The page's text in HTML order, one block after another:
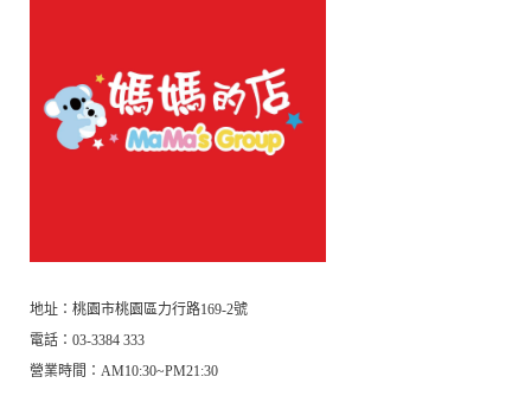
地址：桃園市桃園區力行路169-2號
電話：03-3384 333
營業時間：AM10:30~PM21:30